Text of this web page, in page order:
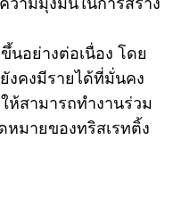
วามมุ่งมั่นในการสร้าง
นอย่างต่อเนื่อง โดย
งคงมีรายได้ที่มั่นคง
ห้สามารถทำงานร่วม
หมายของทริสเรทติ้ง